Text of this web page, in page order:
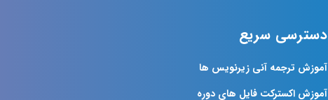
دسترسی سریع
آموزش ترجمه آنی زیرنویس ها
آموزش اکسترکت فایل های دوره